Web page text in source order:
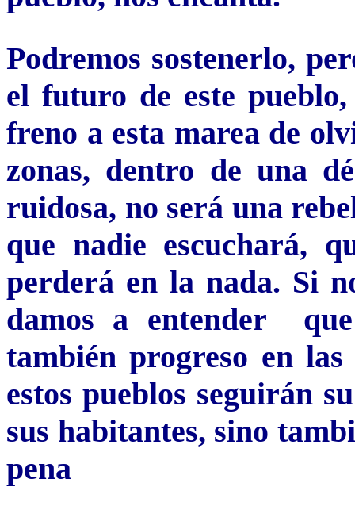
Podremos sostenerlo,
el futuro de este
freno a esta marea de
zonas, dentro de una
ruidosa, no será una
que nadie escuchará,
perderá en la nada. Si
damos a entender
también progreso en
estos pueblos seguirán
sus habitantes, sino
pena